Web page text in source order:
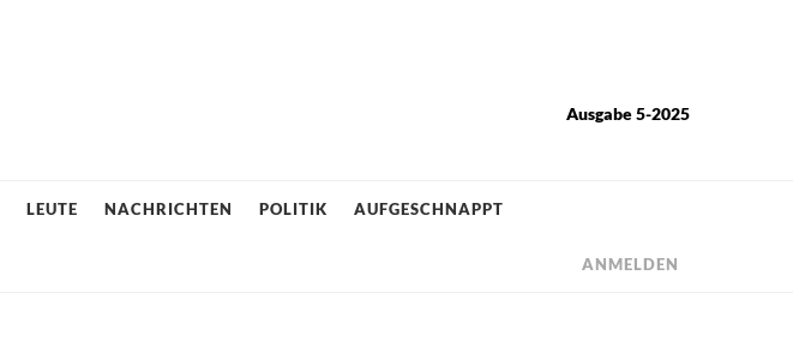
Ausgabe 5-2025
LEUTE NACHRICHTEN POLITIK AUFGESCHNAPPT
ANMELDEN